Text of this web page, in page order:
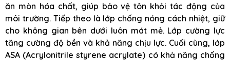
ăn mòn hóa chất, giúp bảo vệ tôn khỏi tác động của
môi trường. Tiếp theo là lớp chống nóng cách nhiệt, giữ
cho không gian bên dưới luôn mát mẻ. Lớp cường lực
tăng cường độ bền và khả năng chịu lực. Cuối cùng, lớp
ASA (Acrylonitrile styrene acrylate) có khả năng chống